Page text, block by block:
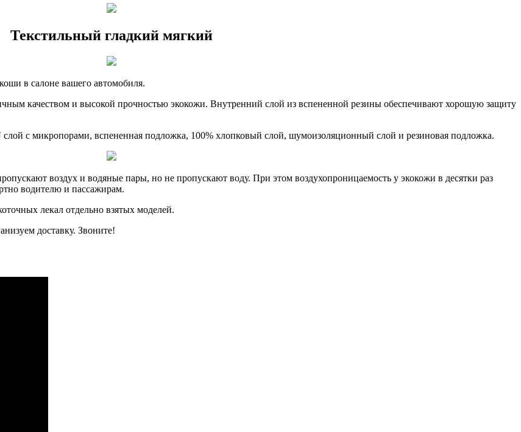
Текстильный гладкий мягкий
в салоне вашего автомобиля.
качеством и высокой прочностью экокожи. Внутренний слой из вспененной резины обеспечивают хорошую защиту
с микропорами, вспененная подложка, 100% хлопковый слой, шумоизоляционный слой и резиновая подложка.
воздух и водяные пары, но не пропускают воду. При этом воздухопроницаемость у экокожи в десятки раз
водителю и пассажирам.
лекал отдельно взятых моделей.
доставку. Звоните!